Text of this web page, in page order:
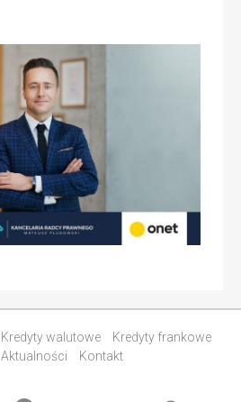
Kredyty walutowe
Kredyty frankowe
Aktualności Kontakt